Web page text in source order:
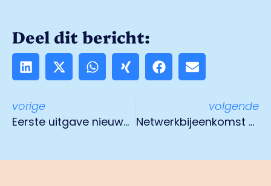
Deel dit bericht:
vorige
Eerste uitgave nieuwe magazine O.Venlo
volgende
Netwerkbijeenkomst Ondernemers voor Europa met bedrijfsbezoeken